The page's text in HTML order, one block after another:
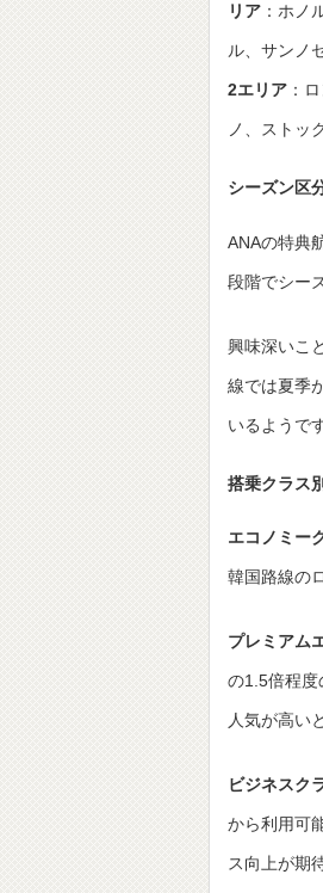
リア ：ホノ
ル、サンノ
2エリア ：
ノ、ストッ
シーズン区
ANAの特典
段階でシー
興味深いこ
線では夏季
いるようで
搭乗クラス
エコノミー
韓国路線の
プレミアム
の1.5倍程度
人気が高い
ビジネスク
から利用可
ス向上が期